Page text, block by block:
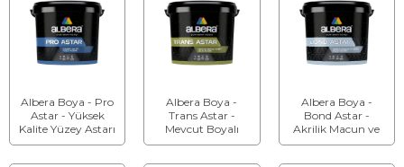
Albera Boya - Pro
Astar - Yüksek
Kalite Yüzey Astarı
Albera Boya -
Trans Astar -
Mevcut Boyalı
Yüzey Geçiş Astarı
Albera Boya -
Bond Astar -
Akrilik Macun ve
Alçılı Yüzey Astarı